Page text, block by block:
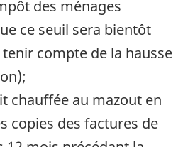
des ménages
ce seuil sera bientôt
compte de la hausse
chauffée au mazout en
copies des factures de